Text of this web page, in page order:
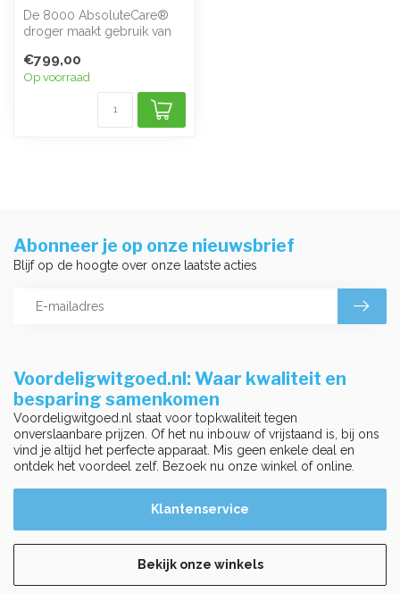
De 8000 AbsoluteCare®
droger maakt gebruik van
en beheerst...
€799,00
Op voorraad
Voordeligwitgoed.nl: Waar kwaliteit en
besparing samenkomen
Voordeligwitgoed.nl staat voor topkwaliteit tegen
onverslaanbare prijzen. Of het nu inbouw of vrijstaand is, bij ons
vind je altijd het perfecte apparaat. Mis geen enkele deal en
ontdek het voordeel zelf. Bezoek nu onze winkel of online.
Klantenservice
Bekijk onze winkels
Abonneer je op onze nieuwsbrief
Blijf op de hoogte over onze laatste acties